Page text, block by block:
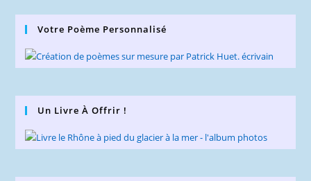
Votre Poème Personnalisé
Un Livre À Offrir !